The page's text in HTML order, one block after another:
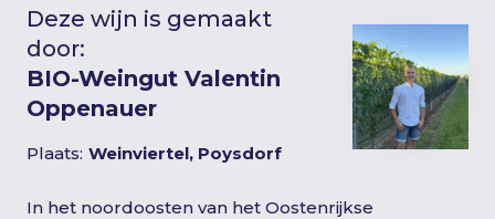
Deze wijn is gemaakt
door:
BIO-Weingut Valentin
Oppenauer
Plaats: Weinviertel, Poysdorf
In het noordoosten van het Oostenrijkse